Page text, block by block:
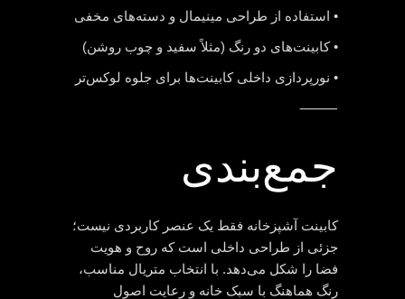
• استفاده از طراحی مینیمال و دسته‌های مخفی
• کابینت‌های دو رنگ (مثلاً سفید و چوب روشن)
• نورپردازی داخلی کابینت‌ها برای جلوه لوکس‌تر
⸻
جمع‌بندی
کابینت آشپزخانه فقط یک عنصر کاربردی نیست؛
جزئی از طراحی داخلی است که روح و هویت
فضا را شکل می‌دهد. با انتخاب متریال مناسب،
رنگ هماهنگ با سبک خانه و رعایت اصول